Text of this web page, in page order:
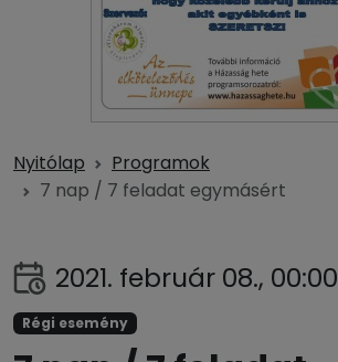
Nyitólap
Programok
7 nap / 7 feladat egymásért
2021. február 08., 00:00
Régi esemény